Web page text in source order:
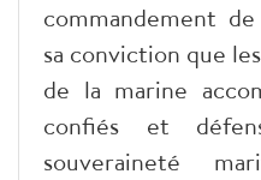
commandement
sa conviction que
de la marine
confiés et
souveraineté